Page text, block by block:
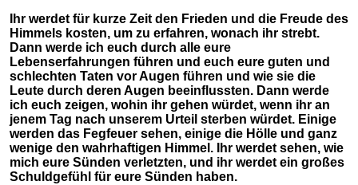
Ihr werdet für kurze Zeit den Frieden und die Freude des
Himmels kosten, um zu erfahren, wonach ihr strebt.
Dann werde ich euch durch alle eure
Lebenserfahrungen führen und euch eure guten und
schlechten Taten vor Augen führen und wie sie die
Leute durch deren Augen beeinflussten. Dann werde
ich euch zeigen, wohin ihr gehen würdet, wenn ihr an
jenem Tag nach unserem Urteil sterben würdet. Einige
werden das Fegfeuer sehen, einige die Hölle und ganz
wenige den wahrhaftigen Himmel. Ihr werdet sehen, wie
mich eure Sünden verletzten, und ihr werdet ein großes
Schuldgefühl für eure Sünden haben.